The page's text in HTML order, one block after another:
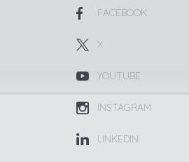
FACEBOOK
X
YOUTUBE
INSTAGRAM
LINKEDIN